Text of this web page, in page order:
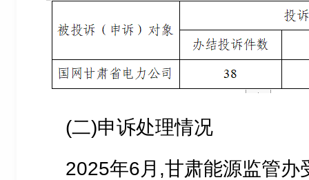
(二)申诉处理情况
2025年6月,甘肃能源监管办